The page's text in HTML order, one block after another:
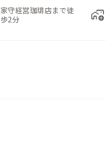
家守経営珈琲店まで徒
歩2分
add_home_work